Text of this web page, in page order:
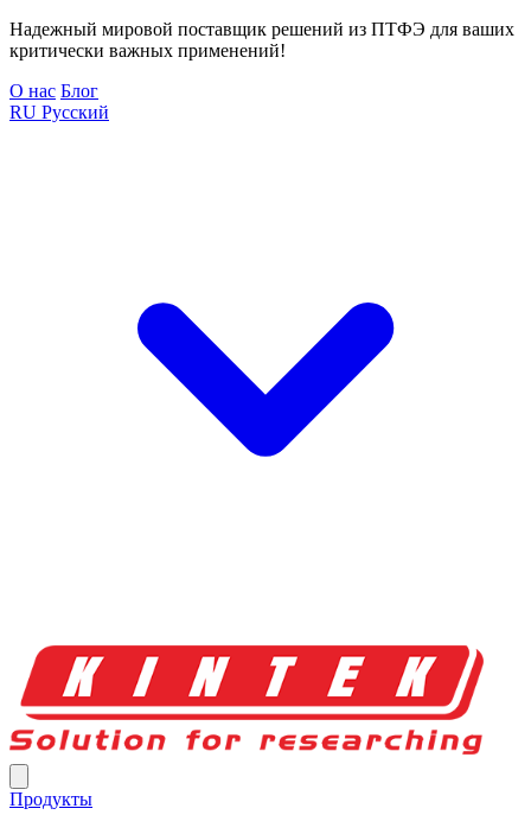
Надежный мировой поставщик решений из ПТФЭ для ваших
критически важных применений!
О нас Блог
RU Русский
Продукты